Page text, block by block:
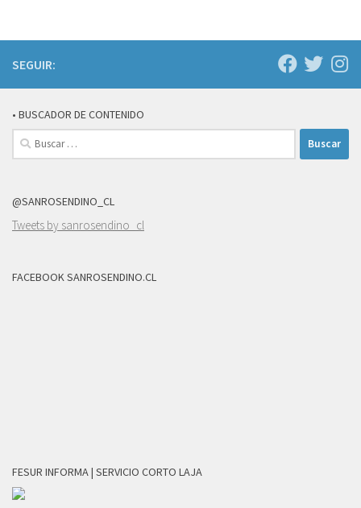
SEGUIR:
• BUSCADOR DE CONTENIDO
Buscar:
@SANROSENDINO_CL
Tweets by sanrosendino_cl
FACEBOOK SANROSENDINO.CL
FESUR INFORMA | SERVICIO CORTO LAJA